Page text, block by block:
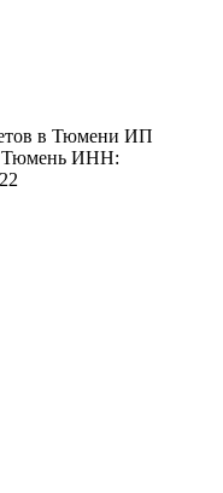
в Тюмени ИП
Тюмень ИНН: